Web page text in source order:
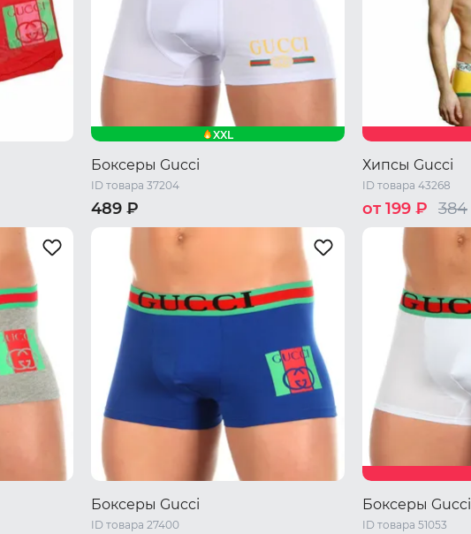
XXL
Боксеры Gucci
ID товара 37204
489 ₽
XXL
Хипсы Gucci
ID товара 43268
от 199 ₽ 384
Боксеры Gucci
ID товара 27400
Боксеры Gucci
ID товара 51053